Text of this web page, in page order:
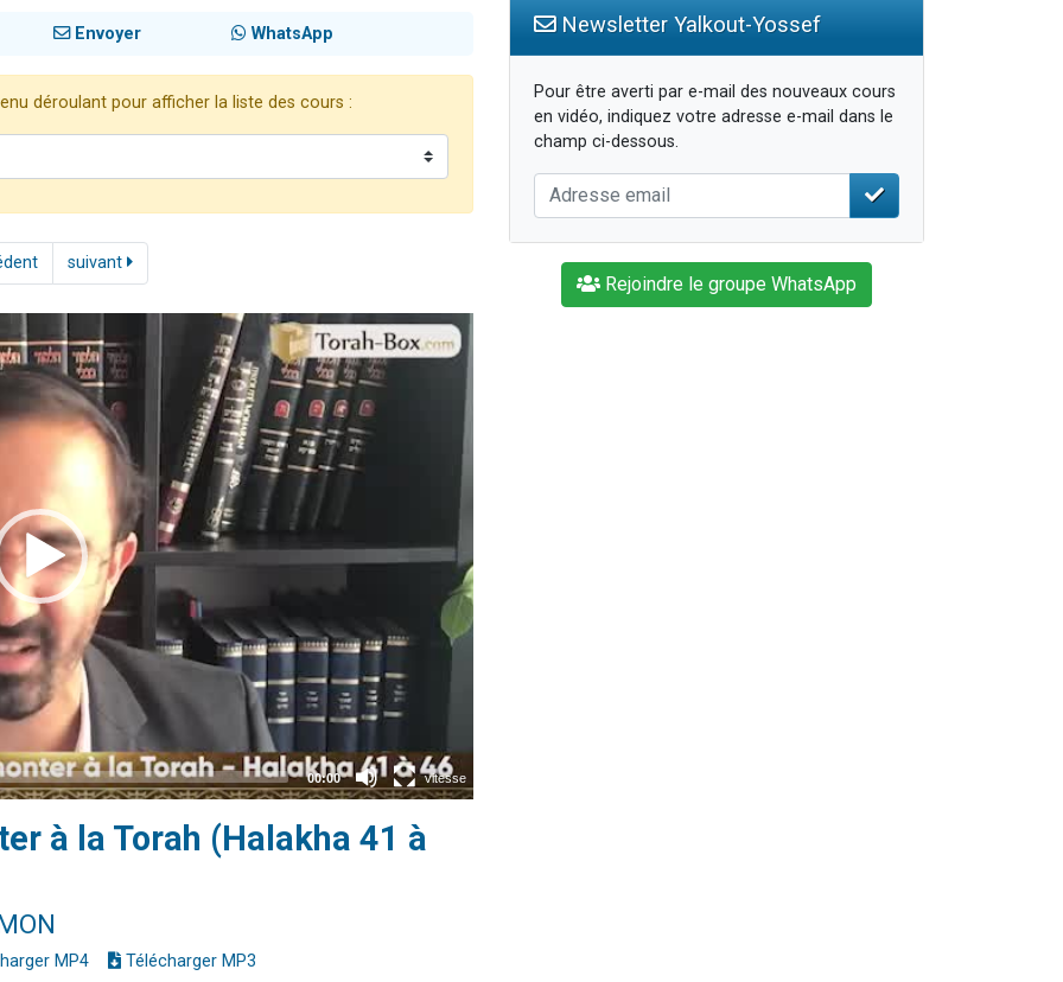
Envoyer WhatsApp
déroulant pour afficher la liste des cours :
suivant
à la Torah (Halakha 41 à
MP4 Télécharger MP3
Newsletter Yalkout-Yossef
Pour être averti par e-mail des nouveaux cours
en vidéo, indiquez votre adresse e-mail dans le
champ ci-dessous.
Rejoindre le groupe WhatsApp